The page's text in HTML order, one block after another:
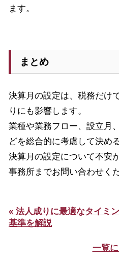
ます。
まとめ
決算月の設定は、税務だけ
りにも影響します。
業種や業務フロー、設立月
どを総合的に考慮して決め
決算月の設定について不安
事務所までお問い合わせく
« 法人成りに最適なタイミ
基準を解説
一覧